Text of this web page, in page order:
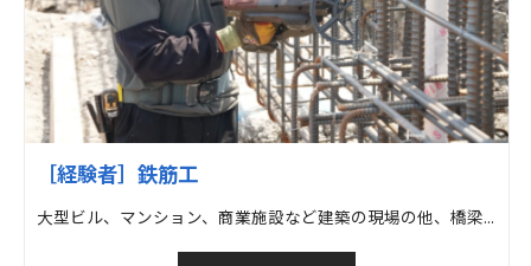
［経験者］鉄筋工
大型ビル、マンション、商業施設など建築の現場の他、橋梁など土木の現場での鉄筋工事